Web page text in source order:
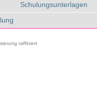
Schulungsunterlagen
raffiniert